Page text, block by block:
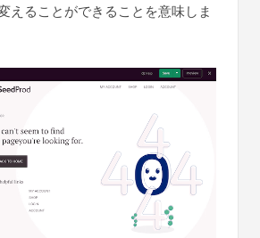
えることができることを意味しま